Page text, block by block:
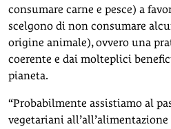
consumare carne e pesce) a
scelgono di non consumare
origine animale), ovvero una
coerente e dai molteplici
pianeta.
“Probabilmente assistiamo al
vegetariani all’all’alimentazione